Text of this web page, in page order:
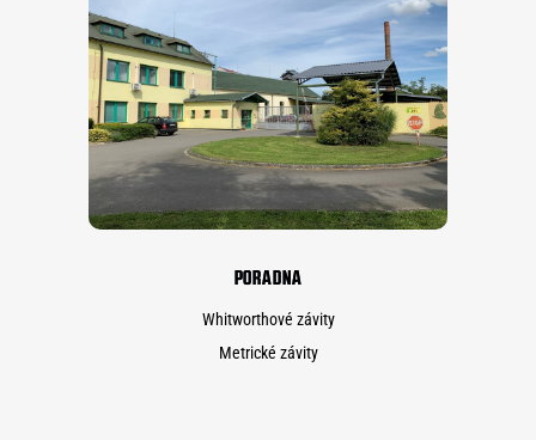
PORADNA
Whitworthové závity
Metrické závity